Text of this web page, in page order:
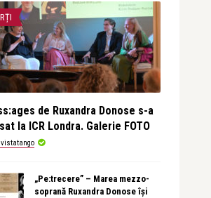
de Ruxandra Donose s-a
la ICR Londra. Galerie FOTO
„Pe:trecere” – Marea mezzo-
soprană Ruxandra Donose își